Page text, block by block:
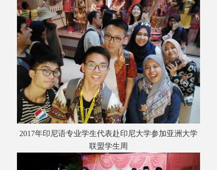
2017年印尼语专业学生代表赴印尼大学参加亚洲大学
联盟学生周